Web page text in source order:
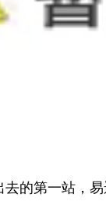
的第一站，